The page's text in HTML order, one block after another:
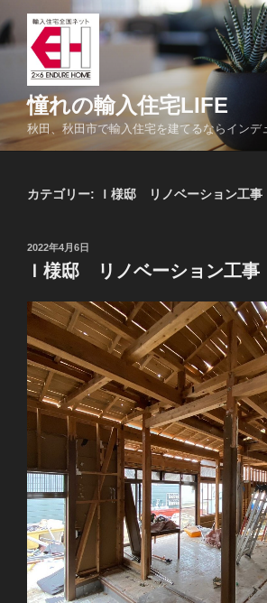
ン
テ
へ
ス
憧れの輸入住宅LIFE
秋田、秋田市で輸入住宅を建てるならインデ
カテゴリー: Ｉ様邸 リノベーション工事
投
稿
日:
2022年4月6日
Ｉ様邸 リノベーション工事